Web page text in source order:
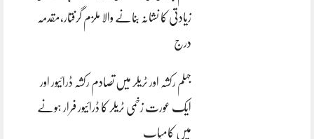
زیادتی کا نشانہ بنانے والا ملزم گرفتار،مقدمہ
درج
جہلم رکشہ اور ٹریلر میں تصادم رکشہ ڈرائیور اور
ایک عورت زخمی ٹریلر کا ڈرائیور فرار ہونے
میں کامیاب